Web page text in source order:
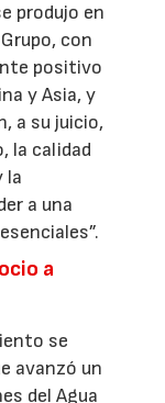
produjo en
con
positivo
y Asia, y
a su juicio,
la calidad
la
a una
a
se
avanzó un
del Agua